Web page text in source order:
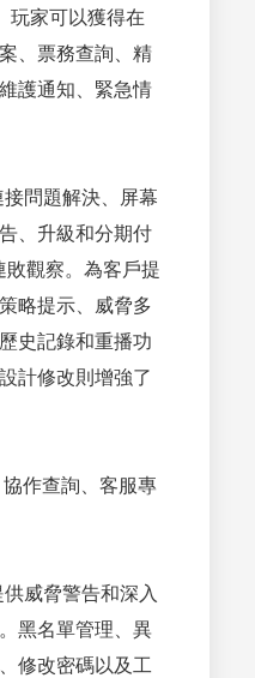
玩家可以獲得在
、票務查詢、精
護通知、緊急情
問題解決、屏幕
、升級和分期付
觀察。為客戶提
略提示、威脅多
史記錄和重播功
計修改則增強了
作查詢、客服專
威脅警告和深入
黑名單管理、異
修改密碼以及工